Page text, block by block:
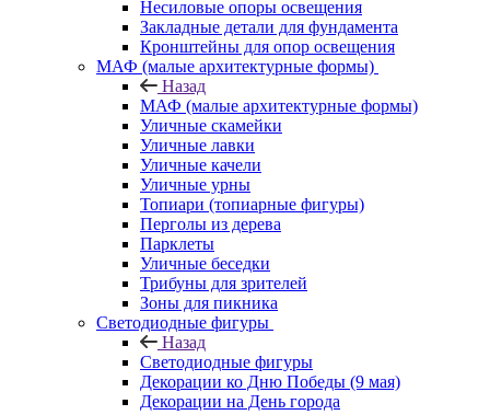
Несиловые опоры освещения
Закладные детали для фундамента
Кронштейны для опор освещения
МАФ (малые архитектурные формы)
Назад
МАФ (малые архитектурные формы)
Уличные скамейки
Уличные лавки
Уличные качели
Уличные урны
Топиари (топиарные фигуры)
Перголы из дерева
Парклеты
Уличные беседки
Трибуны для зрителей
Зоны для пикника
Светодиодные фигуры
Назад
Светодиодные фигуры
Декорации ко Дню Победы (9 мая)
Декорации на День города